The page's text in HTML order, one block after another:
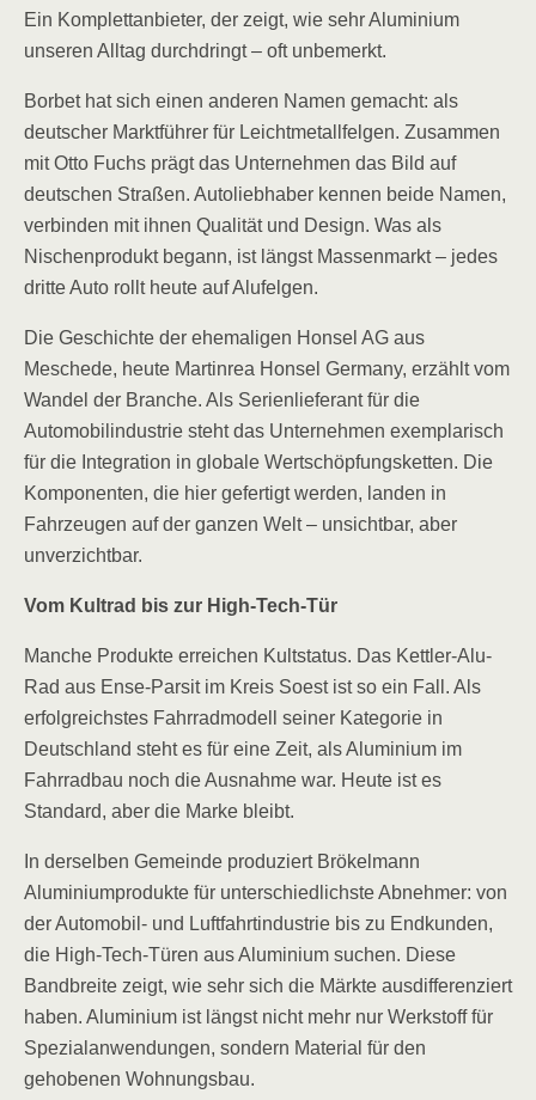
Ein Komplettanbieter, der zeigt, wie sehr Aluminium
unseren Alltag durchdringt – oft unbemerkt.
Borbet hat sich einen anderen Namen gemacht: als
deutscher Marktführer für Leichtmetallfelgen. Zusammen
mit Otto Fuchs prägt das Unternehmen das Bild auf
deutschen Straßen. Autoliebhaber kennen beide Namen,
verbinden mit ihnen Qualität und Design. Was als
Nischenprodukt begann, ist längst Massenmarkt – jedes
dritte Auto rollt heute auf Alufelgen.
Die Geschichte der ehemaligen Honsel AG aus
Meschede, heute Martinrea Honsel Germany, erzählt vom
Wandel der Branche. Als Serienlieferant für die
Automobilindustrie steht das Unternehmen exemplarisch
für die Integration in globale Wertschöpfungsketten. Die
Komponenten, die hier gefertigt werden, landen in
Fahrzeugen auf der ganzen Welt – unsichtbar, aber
unverzichtbar.
Vom Kultrad bis zur High-Tech-Tür
Manche Produkte erreichen Kultstatus. Das Kettler-Alu-
Rad aus Ense-Parsit im Kreis Soest ist so ein Fall. Als
erfolgreichstes Fahrradmodell seiner Kategorie in
Deutschland steht es für eine Zeit, als Aluminium im
Fahrradbau noch die Ausnahme war. Heute ist es
Standard, aber die Marke bleibt.
In derselben Gemeinde produziert Brökelmann
Aluminiumprodukte für unterschiedlichste Abnehmer: von
der Automobil- und Luftfahrtindustrie bis zu Endkunden,
die High-Tech-Türen aus Aluminium suchen. Diese
Bandbreite zeigt, wie sehr sich die Märkte ausdifferenziert
haben. Aluminium ist längst nicht mehr nur Werkstoff für
Spezialanwendungen, sondern Material für den
gehobenen Wohnungsbau.